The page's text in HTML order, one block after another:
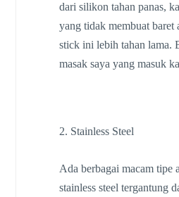
dari silikon tahan panas,
yang tidak membuat baret
stick ini lebih tahan lama.
masak saya yang masuk
2. Stainless Steel
Ada berbagai macam tipe
stainless steel tergantung